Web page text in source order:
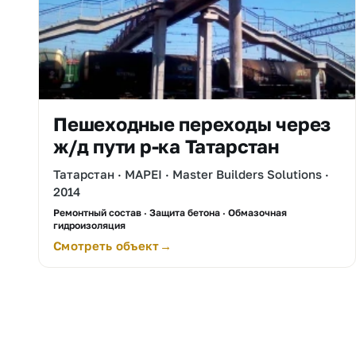
Пешеходные переходы через
ж/д пути р-ка Татарстан
Татарстан · MAPEI · Master Builders Solutions ·
2014
Ремонтный состав · Защита бетона · Обмазочная
гидроизоляция
Смотреть объект